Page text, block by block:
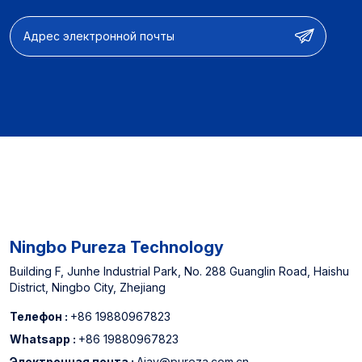
Фильтрующие
аксессуары и полные
системы фильтрации
и китайского топ -3
-водного фильтра.
Ningbo Pureza Technology
Building F, Junhe Industrial Park, No. 288 Guanglin Road, Haishu
District, Ningbo City, Zhejiang
Телефон : +86 19880967823
Whatsapp : +86 19880967823